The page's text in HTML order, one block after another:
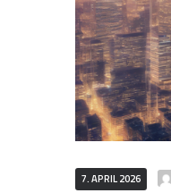
7. APRIL 2026